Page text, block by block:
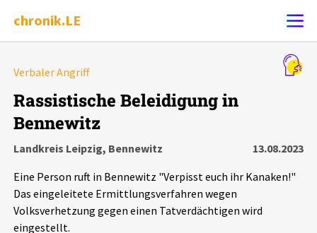
chronik.LE
Chronik
Leipziger Zustände
Verbaler Angriff
Rassistische Beleidigung in
Bennewitz
Landkreis Leipzig, Bennewitz
13.08.2023
Eine Person ruft in Bennewitz "Verpisst euch ihr Kanaken!"
Das eingeleitete Ermittlungsverfahren wegen
Volksverhetzung gegen einen Tatverdächtigen wird
eingestellt.
Alle Ereignisse
Ereignisse
Ereignisse